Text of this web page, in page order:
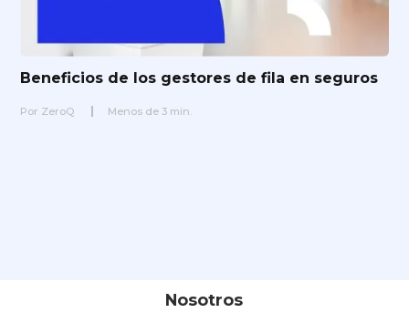
Beneficios de los gestores de fila en seguros
Por ZeroQ Menos de 3 min.
Nosotros